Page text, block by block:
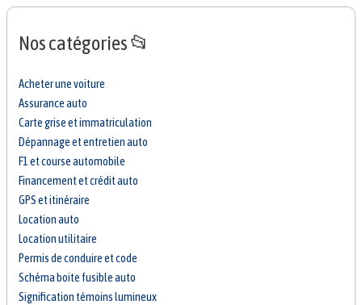
Nos catégories 📂
Acheter une voiture
Assurance auto
Carte grise et immatriculation
Dépannage et entretien auto
F1 et course automobile
Financement et crédit auto
GPS et itinéraire
Location auto
Location utilitaire
Permis de conduire et code
Schéma boite fusible auto
Signification témoins lumineux